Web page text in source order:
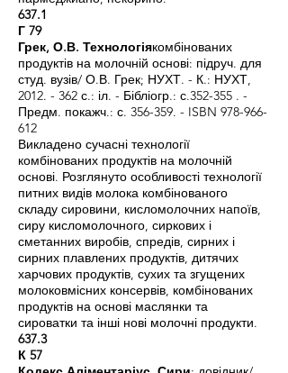
637.1
Г 79
Грек, О.В. Технологіякомбінованих
продуктів на молочній основі: підруч. для
студ. вузів/ О.В. Грек; НУХТ. - К.: НУХТ,
2012. - 362 с.: іл. - Бібліогр.: с.352-355 . -
Предм. покажч.: с. 356-359. - ISBN 978-966-
612
Викладено сучасні технології
комбінованих продуктів на молочній
основі. Розглянуто особливості технології
питних видів молока комбінованого
складу сировини, кисломолочних напоїв,
сиру кисломолочного, сиркових і
сметанних виробів, спредів, сирних і
сирних плавлених продуктів, дитячих
харчових продуктів, сухих та згущених
молоковмісних консервів, комбінованих
продуктів на основі маслянки та
сироватки та інші нові молочні продукти.
637.3
К 57